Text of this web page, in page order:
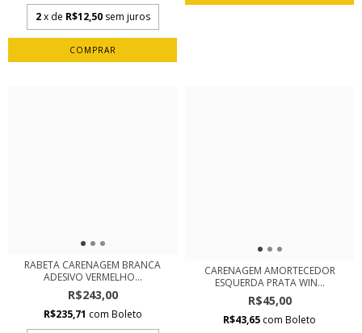
2 x de R$12,50 sem juros
RABETA CARENAGEM BRANCA
ADESIVO VERMELHO...
R$243,00
R$235,71 com Boleto
CARENAGEM AMORTECEDOR
ESQUERDA PRATA WIN...
R$45,00
R$43,65 com Boleto